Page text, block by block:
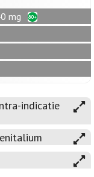
mg
indicatie